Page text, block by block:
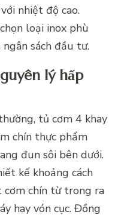
nhiệt độ cao.
loại inox phù
sách đầu tư.
lý hấp
tủ cơm 4 khay
chín thực phẩm
đun sôi bên dưới.
kế khoảng cách
cơm chín từ trong ra
hay vón cục. Đồng